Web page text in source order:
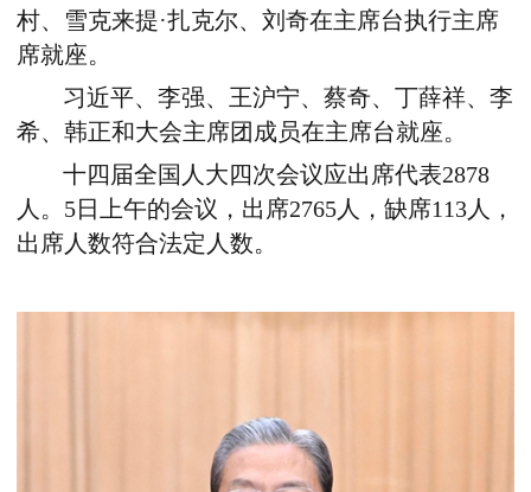
村、雪克来提·扎克尔、刘奇在主席台执行主席
席就座。
习近平、李强、王沪宁、蔡奇、丁薛祥、李
希、韩正和大会主席团成员在主席台就座。
十四届全国人大四次会议应出席代表2878
人。5日上午的会议，出席2765人，缺席113人，
出席人数符合法定人数。